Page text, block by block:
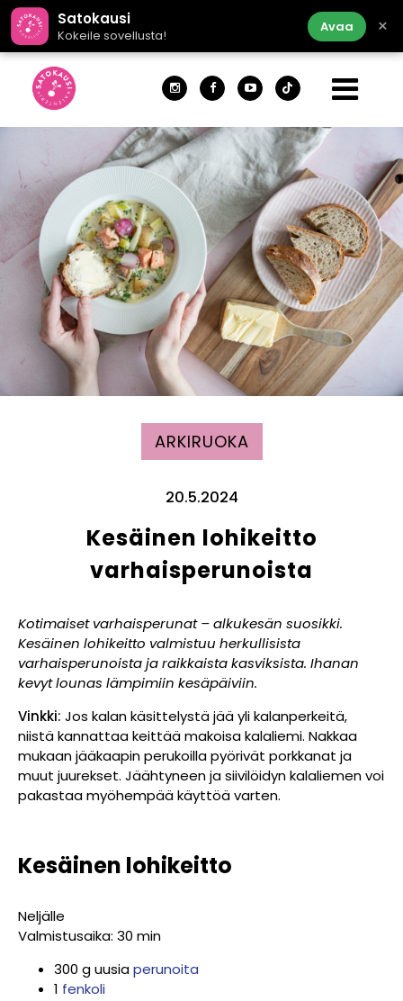
Satokausi
Kokeile sovellusta!
Avaa ×
ARKIRUOKA
20.5.2024
Kesäinen lohikeitto
varhaisperunoista
Kotimaiset varhaisperunat – alkukesän suosikki.
Kesäinen lohikeitto valmistuu herkullisista
varhaisperunoista ja raikkaista kasviksista. Ihanan
kevyt lounas lämpimiin kesäpäiviin.
Vinkki: Jos kalan käsittelystä jää yli kalanperkeitä,
niistä kannattaa keittää makoisa kalaliemi. Nakkaa
mukaan jääkaapin perukoilla pyörivät porkkanat ja
muut juurekset. Jäähtyneen ja siivilöidyn kalaliemen voi
pakastaa myöhempää käyttöä varten.
Kesäinen lohikeitto
Neljälle
Valmistusaika: 30 min
300 g uusiaperunoita
1 fenkoli